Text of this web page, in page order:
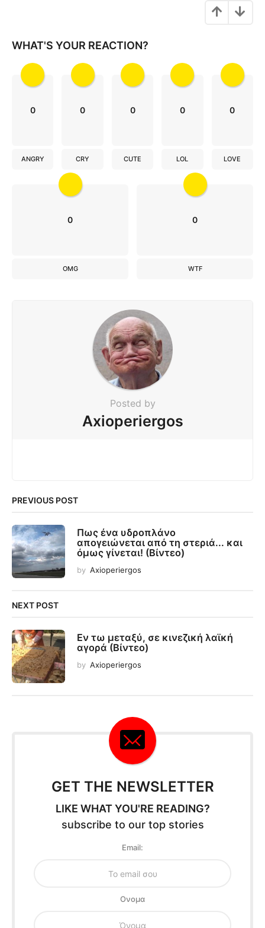
i
WHAT'S YOUR REACTION?
0
ANGRY
0
CRY
0
CUTE
0
LOL
0
LOVE
0
OMG
0
WTF
Posted by
Axioperiergos
PREVIOUS POST
Πως ένα υδροπλάνο
απογειώνεται από τη στεριά... και
όμως γίνεται! (Βίντεο)
by Axioperiergos
NEXT POST
Εν τω μεταξύ, σε κινεζική λαϊκή
αγορά (Βίντεο)
by Axioperiergos
GET THE NEWSLETTER
LIKE WHAT YOU'RE READING?
subscribe to our top stories
Email:
Oνομα